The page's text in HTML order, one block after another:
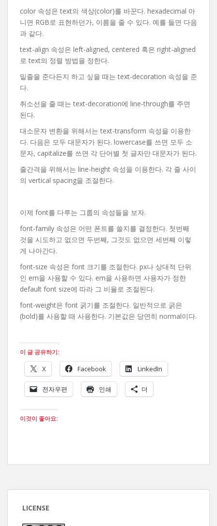
color 속성은 text의 색상(color)를 바꾼다. hexadecimal 아
니면 RGB로 표현하던가, 이름을 줄 수 있다. 예를 들면 다음
과 같다.
text-align 속성은 left-aligned, centered 혹은 right-aligned
로 text의 정렬 방법을 정한다.
밑줄을 준다든지 하고 싶을 때는 text-decoration 속성을 준
다.
취소선을 줄 때는 text-decoration에 line-through를 주면
된다.
대소문자 변환을 위해서는 text-transform 속성을 이용한
다. 다음은 모두 대문자가 된다. lowercase를 쓰면 모두 소
문자, capitalize를 쓰면 각 단어별 첫 글자만 대문자가 된다.
줄간격을 위해서는 line-height 속성을 이용한다. 각 줄 사이
의 vertical spacing을 조절한다.
이제 font를 다루는 그룹의 속성들을 보자.
font-family 속성은 어떤 폰트를 쓸지를 결정한다. 첫번째
것을 시도하고 없으면 두번째, 그것도 없으면 세번째 이렇
게 나아간다.
font-size 속성은 font 크기를 조절한다. px나 상대적 단위
인 em을 사용할 수 있다. em을 사용하면 사용자가 정한
default font size에 따라 그 비율로 조절된다.
font-weight은 font 굵기를 조절한다. 일반적으로 굵은
(bold)를 사용할 때 사용한다. 기본값은 당연히 normal이다.
이 글 공유하기:
X Facebook LinkedIn
전자우편 인쇄 더
이것이 좋아요:
LICENSE